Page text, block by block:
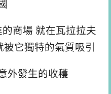
商場 就在瓦拉拉夫
它獨特的氣質吸引
外發生的收穫